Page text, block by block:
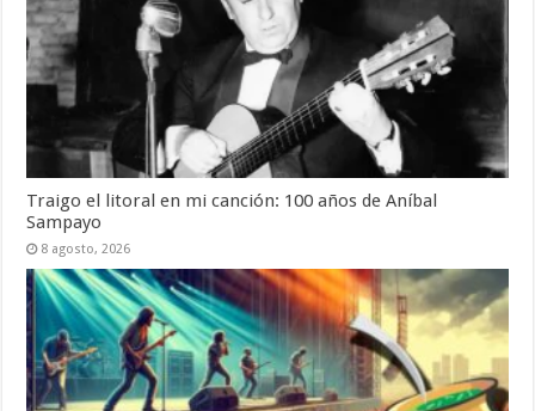
Traigo el litoral en mi canción: 100 años de Aníbal
Sampayo
8 agosto, 2026